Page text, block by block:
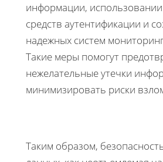
информации,
средств аутентификации и
надежных систем
Такие меры помогут
нежелательные утечки
минимизировать риски
Таким образом,